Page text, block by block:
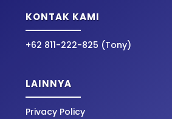
KONTAK KAMI
+62 811-222-825 (Tony)
LAINNYA
Privacy Policy